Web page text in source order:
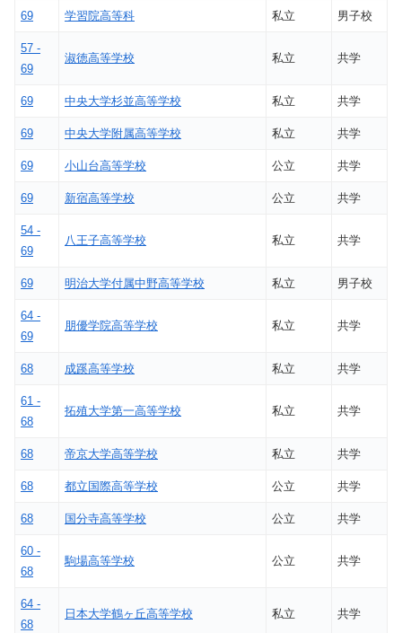
69 学習院高等科 私立 男子校
57 -
69
淑徳高等学校 私立 共学
69 中央大学杉並高等学校 私立 共学
69 中央大学附属高等学校 私立 共学
69 小山台高等学校 公立 共学
69 新宿高等学校 公立 共学
54 -
69
八王子高等学校 私立 共学
69 明治大学付属中野高等学校 私立 男子校
64 -
69
朋優学院高等学校 私立 共学
68 成蹊高等学校 私立 共学
61 -
68
拓殖大学第一高等学校 私立 共学
68 帝京大学高等学校 私立 共学
68 都立国際高等学校 公立 共学
68 国分寺高等学校 公立 共学
60 -
68
駒場高等学校 公立 共学
64 -
68
日本大学鶴ヶ丘高等学校 私立 共学